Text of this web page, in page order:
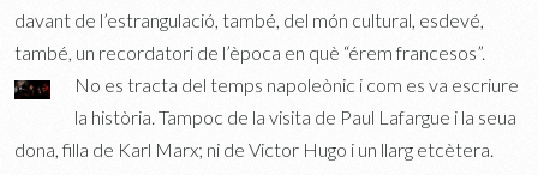
davant de l’estrangulació, també, del món cultural, esdevé,
també, un recordatori de l’època en què “érem francesos”.
No es tracta del temps napoleònic i com es va escriure
la història. Tampoc de la visita de Paul Lafargue i la seua
dona, filla de Karl Marx; ni de Victor Hugo i un llarg etcètera.